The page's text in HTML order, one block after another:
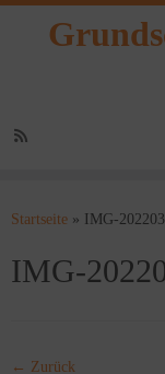
Inhalt
Startseite » IMG-
IMG-
← Zurück